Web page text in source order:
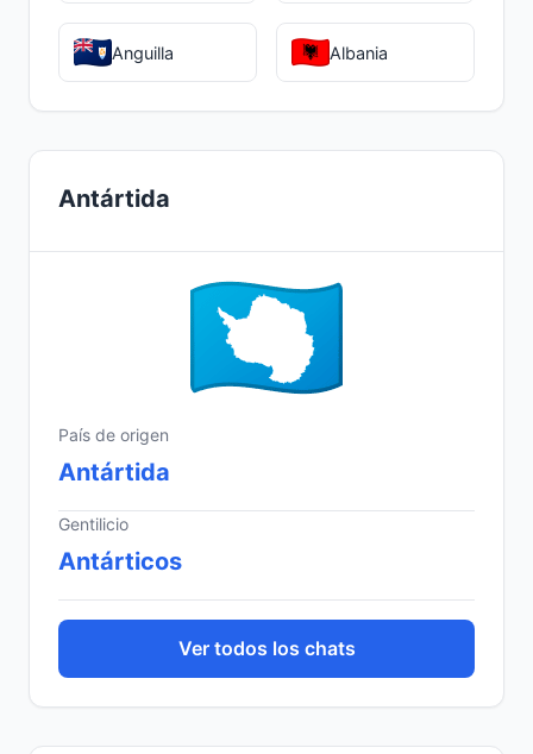
Anguilla Albania
Antártida
País de origen
Antártida
Gentilicio
Antárticos
Ver todos los chats